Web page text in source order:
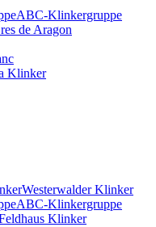
ABC-Klinkergruppe
de Aragon
Klinker
Westerwalder Klinker
ABC-Klinkergruppe
Klinker